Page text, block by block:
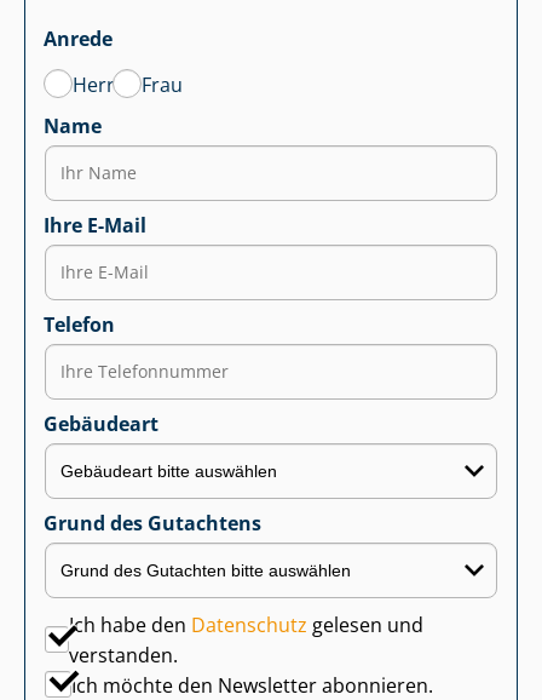
Anrede
Herr
Frau
Name
Ihre E-Mail
Telefon
Gebäudeart
Grund des Gutachtens
Ich habe den Datenschutz gelesen und
verstanden.
Ich möchte den Newsletter abonnieren.